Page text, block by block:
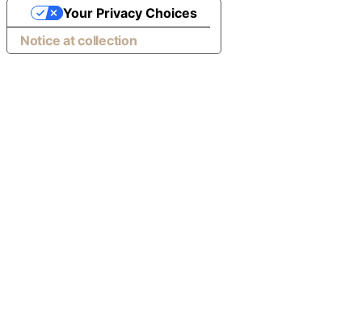
Notice at collection
Your Privacy Choices